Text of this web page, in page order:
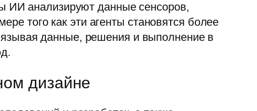
ИИ анализируют данные сенсоров,
того как эти агенты становятся более
данные, решения и выполнение в
дизайне